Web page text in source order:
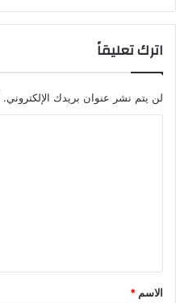
اترك تعليقاً
لن يتم نشر عنوان بريدك الإلكتروني.
ق
*
الاسم *